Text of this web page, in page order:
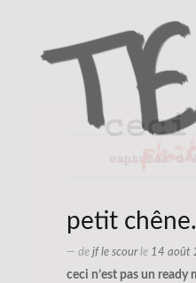
petit
— de jf le scourle 14 août
ceci n’est pas un ready